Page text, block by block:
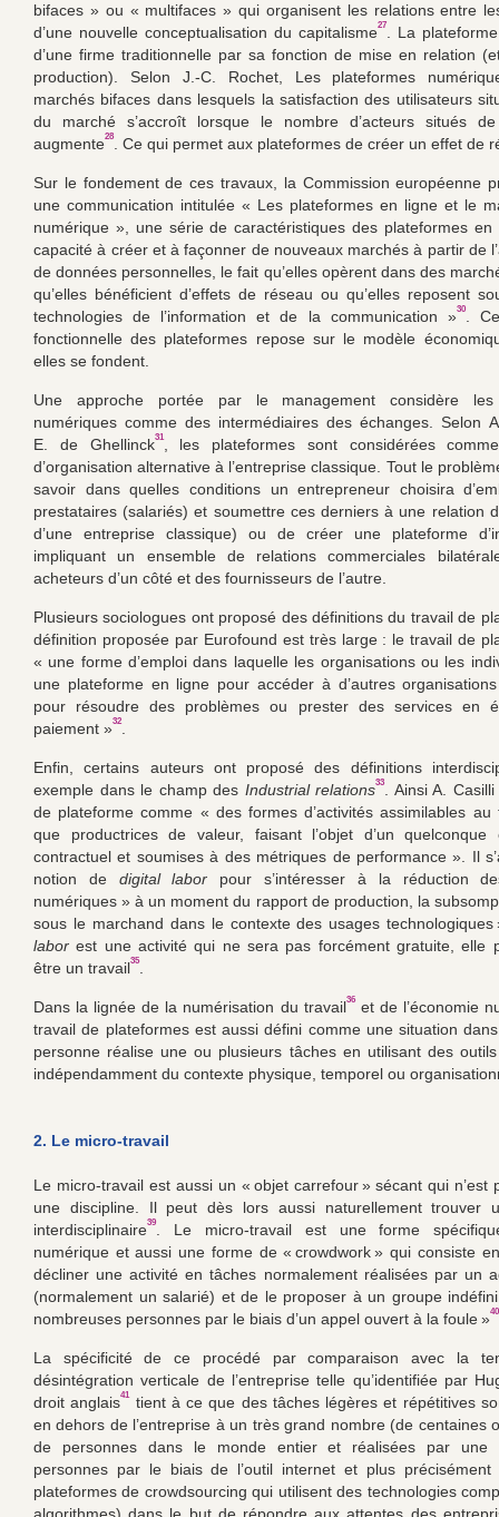
bifaces » ou « multifaces » qui organisent les relations entre
d’une nouvelle conceptualisation du capitalisme27
. La
d’une firme traditionnelle par sa fonction de mise en relation
production). Selon J.-C. Rochet, Les plateformes
marchés bifaces dans lesquels la satisfaction des utilisateurs
du marché s’accroît lorsque le nombre d’acteurs situés
augmente28. Ce qui permet aux plateformes de créer un effet de
Sur le fondement de ces travaux, la Commission européenne
une communication intitulée « Les plateformes en ligne et le
numérique », une série de caractéristiques des plateformes
capacité à créer et à façonner de nouveaux marchés à partir de
de données personnelles, le fait qu’elles opèrent dans des
qu’elles bénéficient d’effets de réseau ou qu’elles reposent
technologies de l’information et de la communication »30.
fonctionnelle des plateformes repose sur le modèle
elles se fondent.
Une approche portée par le management considère les
numériques comme des intermédiaires des échanges. Selon
E. de Ghellinck31, les plateformes sont considérées
d’organisation alternative à l’entreprise classique. Tout le
savoir dans quelles conditions un entrepreneur choisira
prestataires (salariés) et soumettre ces derniers à une relation
d’une entreprise classique) ou de créer une plateforme
impliquant un ensemble de relations commerciales
acheteurs d’un côté et des fournisseurs de l’autre.
Plusieurs sociologues ont proposé des définitions du travail de
définition proposée par Eurofound est très large : le travail de
« une forme d’emploi dans laquelle les organisations ou les
une plateforme en ligne pour accéder à d’autres
pour résoudre des problèmes ou prester des services en
paiement »32
Enfin, certains auteurs ont proposé des définitions
exemple dans le champ des Industrial relations33
. Ainsi A.
de plateforme comme « des formes d’activités assimilables au
que productrices de valeur, faisant l’objet d’un quelconque
contractuel et soumises à des métriques de performance ». Il
notion de digital labor pour s’intéresser à la réduction
numériques » à un moment du rapport de production, la
sous le marchand dans le contexte des usages technologiques
labor est une activité qui ne sera pas forcément gratuite, elle
être un travail35.
Dans la lignée de la numérisation du travail36et de l’économie
travail de plateformes est aussi défini comme une situation
personne réalise une ou plusieurs tâches en utilisant des
indépendamment du contexte physique, temporel ou
2. Le micro-travail
Le micro-travail est aussi un « objet carrefour » sécant qui n’est
une discipline. Il peut dès lors aussi naturellement trouver
interdisciplinaire39
. Le micro-travail est une forme
numérique et aussi une forme de « crowdwork » qui consiste
décliner une activité en tâches normalement réalisées par un
(normalement un salarié) et de le proposer à un groupe
nombreuses personnes par le biais d’un appel ouvert à la foule »40
La spécificité de ce procédé par comparaison avec la
désintégration verticale de l’entreprise telle qu’identifiée par
droit anglais41tient à ce que des tâches légères et répétitives
en dehors de l’entreprise à un très grand nombre (de centaines
de personnes dans le monde entier et réalisées par une
personnes par le biais de l’outil internet et plus
plateformes de crowdsourcing qui utilisent des technologies